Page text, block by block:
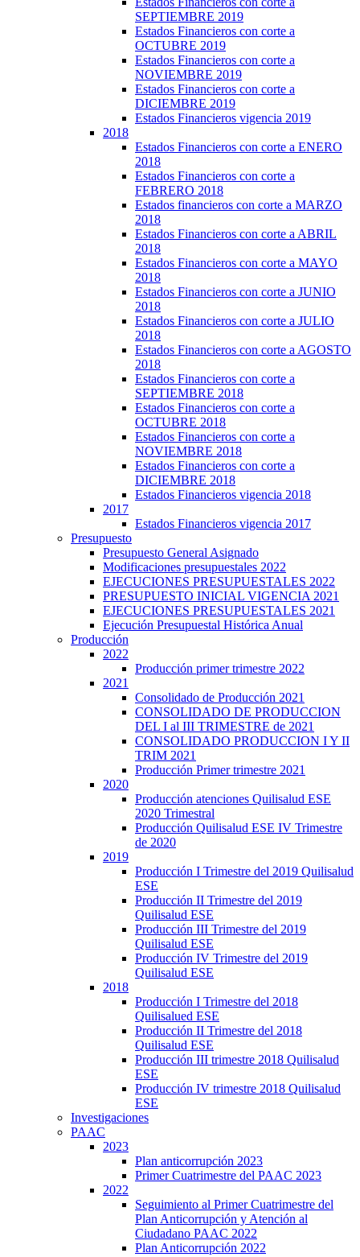
SEPTIEMBRE 2019
Estados Financieros con corte a
OCTUBRE 2019
Estados Financieros con corte a
NOVIEMBRE 2019
Estados Financieros con corte a
DICIEMBRE 2019
Estados Financieros vigencia 2019
2018
Estados Financieros con corte a ENERO
2018
Estados Financieros con corte a
FEBRERO 2018
Estados financieros con corte a MARZO
2018
Estados Financieros con corte a ABRIL
2018
Estados Financieros con corte a MAYO
2018
Estados Financieros con corte a JUNIO
2018
Estados Financieros con corte a JULIO
2018
Estados Financieros con corte a AGOSTO
2018
Estados Financieros con corte a
SEPTIEMBRE 2018
Estados Financieros con corte a
OCTUBRE 2018
Estados Financieros con corte a
NOVIEMBRE 2018
Estados Financieros con corte a
DICIEMBRE 2018
Estados Financieros vigencia 2018
2017
Estados Financieros vigencia 2017
Presupuesto
Presupuesto General Asignado
Modificaciones presupuestales 2022
EJECUCIONES PRESUPUESTALES 2022
PRESUPUESTO INICIAL VIGENCIA 2021
EJECUCIONES PRESUPUESTALES 2021
Ejecución Presupuestal Histórica Anual
Producción
2022
Producción primer trimestre 2022
2021
Consolidado de Producción 2021
CONSOLIDADO DE PRODUCCION
DEL I al III TRIMESTRE de 2021
CONSOLIDADO PRODUCCION I Y II
TRIM 2021
Producción Primer trimestre 2021
2020
Producción atenciones Quilisalud ESE
2020 Trimestral
Producción Quilisalud ESE IV Trimestre
de 2020
2019
Producción I Trimestre del 2019 Quilisalud
ESE
Producción II Trimestre del 2019
Quilisalud ESE
Producción III Trimestre del 2019
Quilisalud ESE
Producción IV Trimestre del 2019
Quilisalud ESE
2018
Producción I Trimestre del 2018
Quilisalued ESE
Producción II Trimestre del 2018
Quilisalud ESE
Producción III trimestre 2018 Quilisalud
ESE
Producción IV trimestre 2018 Quilisalud
ESE
Investigaciones
PAAC
2023
Plan anticorrupción 2023
Primer Cuatrimestre del PAAC 2023
2022
Seguimiento al Primer Cuatrimestre del
Plan Anticorrupción y Atención al
Ciudadano PAAC 2022
Plan Anticorrupción 2022